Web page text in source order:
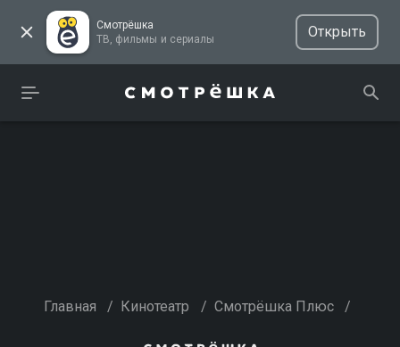
Смотрёшка
ТВ, фильмы и сериалы
Открыть
Главная / Кинотеатр / Смотрёшка Плюс /